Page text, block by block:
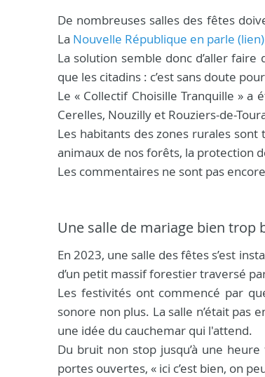
De nombreuses salles des fêtes
La Nouvelle République en parle (lien)
La solution semble donc d’aller
que les citadins : c’est sans doute
Le « Collectif Choisille Tranquille »
Cerelles, Nouzilly et Rouziers-de-
Les habitants des zones rurales
animaux de nos forêts, la protection
Les commentaires ne sont pas
Une salle de mariage bien trop
En 2023, une salle des fêtes s’est
d’un petit massif forestier traversé
Les festivités ont commencé par
sonore non plus. La salle n’était pas
une idée du cauchemar qui l'attend.
Du bruit non stop jusqu’à une
portes ouvertes, « ici c’est bien, on